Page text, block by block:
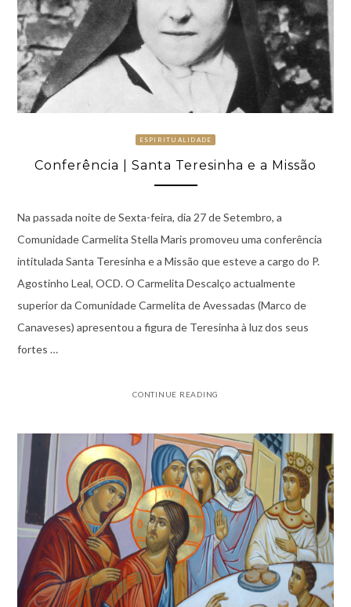
ESPIRITUALIDADE
Conferência | Santa Teresinha e a Missão
Na passada noite de Sexta-feira, dia 27 de Setembro, a
Comunidade Carmelita Stella Maris promoveu uma conferência
intitulada Santa Teresinha e a Missão que esteve a cargo do P.
Agostinho Leal, OCD. O Carmelita Descalço actualmente
superior da Comunidade Carmelita de Avessadas (Marco de
Canaveses) apresentou a figura de Teresinha à luz dos seus
fortes …
CONTINUE READING